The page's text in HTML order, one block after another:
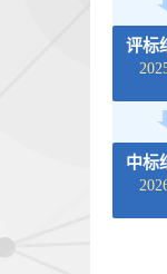
评标
中标